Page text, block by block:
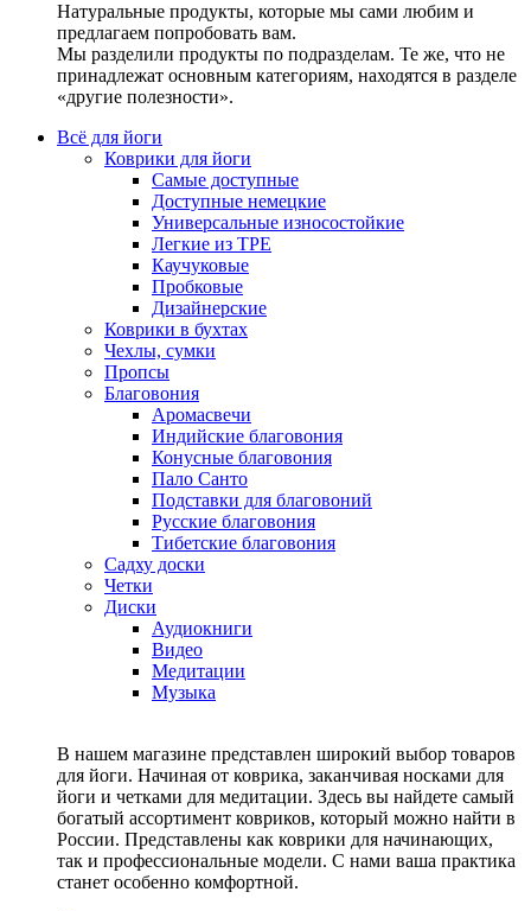
Натуральные продукты, которые мы сами любим и
предлагаем попробовать вам.
Мы разделили продукты по подразделам. Те же, что не
принадлежат основным категориям, находятся в разделе
«другие полезности».
Всё для йоги
Коврики для йоги
Самые доступные
Доступные немецкие
Универсальные износостойкие
Легкие из TPE
Каучуковые
Пробковые
Дизайнерские
Коврики в бухтах
Чехлы, сумки
Пропсы
Благовония
Аромасвечи
Индийские благовония
Конусные благовония
Пало Санто
Подставки для благовоний
Русские благовония
Тибетские благовония
Садху доски
Четки
Диски
Аудиокниги
Видео
Медитации
Музыка
В нашем магазине представлен широкий выбор товаров
для йоги. Начиная от коврика, заканчивая носками для
йоги и четками для медитации. Здесь вы найдете самый
богатый ассортимент ковриков, который можно найти в
России. Представлены как коврики для начинающих,
так и профессиональные модели. С нами ваша практика
станет особенно комфортной.